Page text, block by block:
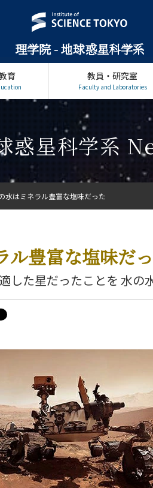
理学院 - 地球惑星科学系
育 教員・研究室
Faculty and Laboratories
惑星科学系
ル豊富な塩味だ
した星だったことを 水の
水はミネラル豊富な塩味だった